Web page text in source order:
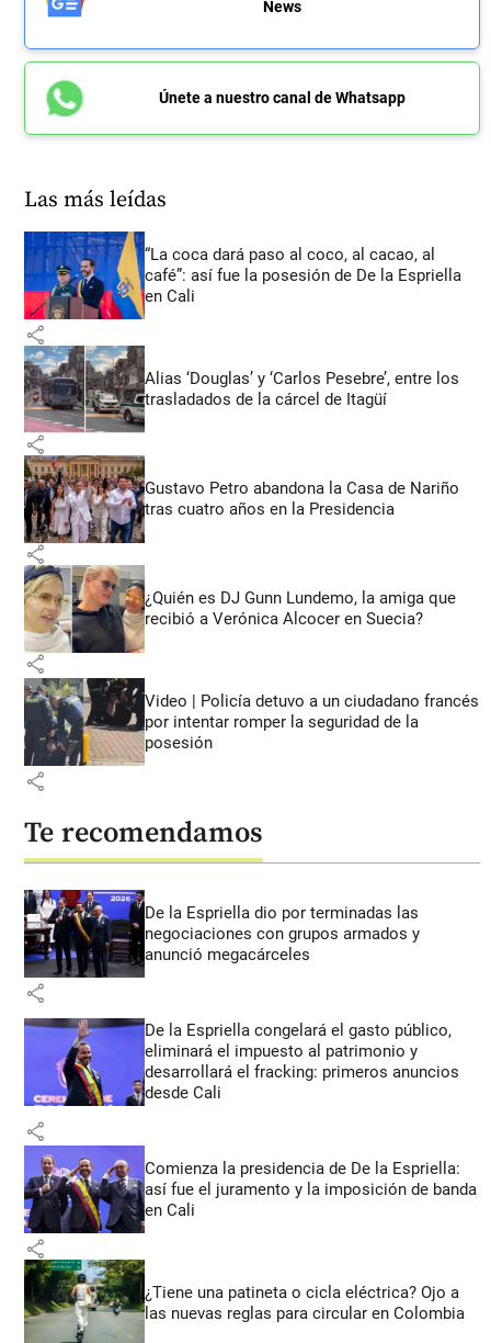
News
Únete a nuestro canal de Whatsapp
Las más leídas
“La coca dará paso al coco, al cacao, al
café”: así fue la posesión de De la Espriella
en Cali
share
Alias ‘Douglas’ y ‘Carlos Pesebre’, entre los
trasladados de la cárcel de Itagüí
share
Gustavo Petro abandona la Casa de Nariño
tras cuatro años en la Presidencia
share
¿Quién es DJ Gunn Lundemo, la amiga que
recibió a Verónica Alcocer en Suecia?
share
Video | Policía detuvo a un ciudadano francés
por intentar romper la seguridad de la
posesión
share
Te recomendamos
De la Espriella dio por terminadas las
negociaciones con grupos armados y
anunció megacárceles
share
De la Espriella congelará el gasto público,
eliminará el impuesto al patrimonio y
desarrollará el fracking: primeros anuncios
desde Cali
share
Comienza la presidencia de De la Espriella:
así fue el juramento y la imposición de banda
en Cali
share
¿Tiene una patineta o cicla eléctrica? Ojo a
las nuevas reglas para circular en Colombia